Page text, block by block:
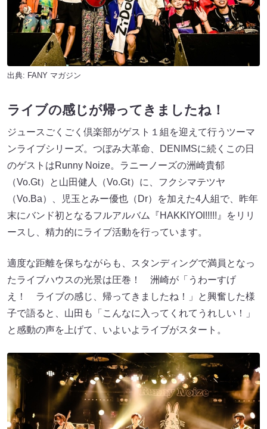
出典: FANY マガジン
ライブの感じが帰ってきましたね！
ジュースごくごく倶楽部がゲスト１組を迎えて行うツーマ
ンライブシリーズ。つぼみ大革命、DENIMSに続くこの日
のゲストはRunny Noize。ラニーノーズの洲崎貴郁
（Vo.Gt）と山田健人（Vo.Gt）に、フクシマテツヤ
（Vo.Ba）、児玉とみー優也（Dr）を加えた4人組で、昨年
末にバンド初となるフルアルバム『HAKKIYOI!!!!!』をリリ
ースし、精力的にライブ活動を行っています。
適度な距離を保ちながらも、スタンディングで満員となっ
たライブハウスの光景は圧巻！ 洲崎が「うわーすげ
え！ ライブの感じ、帰ってきましたね！」と興奮した様
子で語ると、山田も「こんなに入ってくれてうれしい！」
と感動の声を上げて、いよいよライブがスタート。